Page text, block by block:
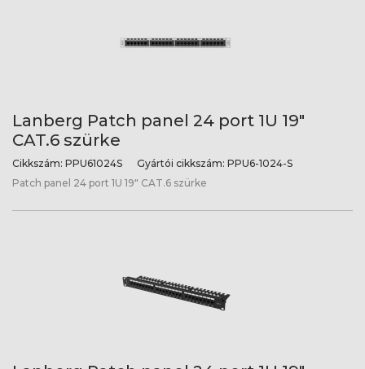
Lanberg Patch panel 24 port 1U 19"
CAT.6 szürke
Cikkszám: PPU61024S Gyártói cikkszám: PPU6-1024-S
Patch panel 24 port 1U 19" CAT.6 szürke